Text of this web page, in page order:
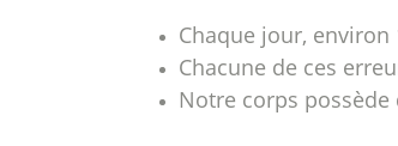
Chaque jour,
Chacune de ces
Notre corps